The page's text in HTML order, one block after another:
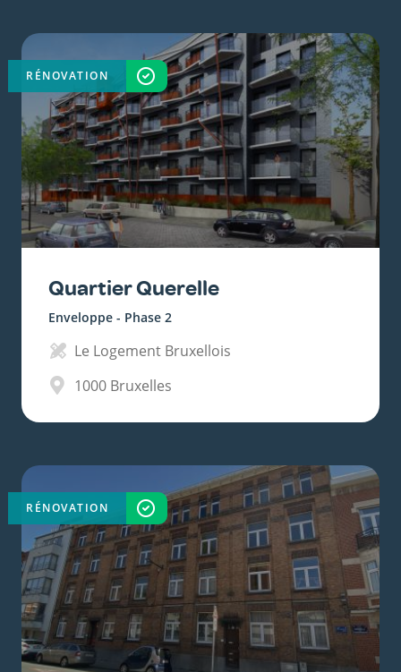
Quartier Querelle
Enveloppe - Phase 2
Le Logement Bruxellois
1000 Bruxelles
RÉNOVATION TERMINÉ
RÉNOVATION TERMINÉ